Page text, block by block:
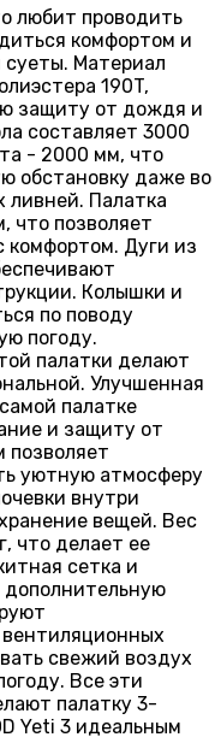
любит проводить
комфортом и
Материал
190T,
защиту от дождя и
составляет 3000
- 2000 мм, что
обстановку даже во
ливней. Палатка
что позволяет
комфортом. Дуги из
Колышки и
по поводу
погоду.
палатки делают
Улучшенная
палатке
и защиту от
позволяет
уютную атмосферу
внутри
вещей. Вес
что делает ее
сетка и
свежий воздух
Все эти
палатку 3-
Yeti 3 идеальным